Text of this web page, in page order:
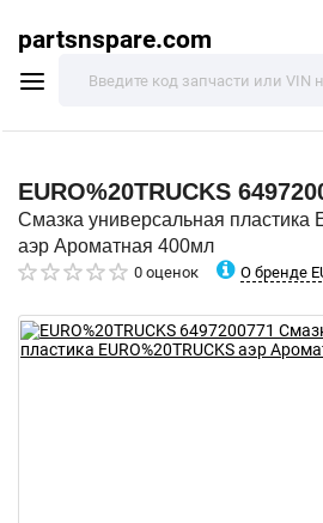
partsnspare.com
EURO%20TRUCKS
Смазка универсальная пластика
аэр Ароматная 400мл
0 оценок О бренде